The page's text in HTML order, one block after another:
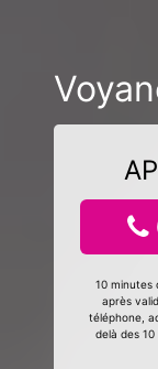
10 minutes
après
téléphone,
delà des